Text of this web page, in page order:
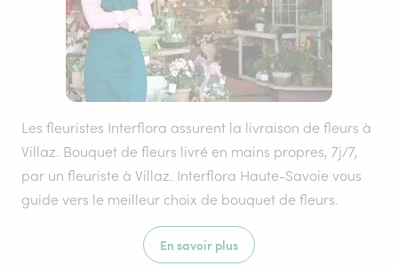
Les fleuristes Interflora assurent la livraison de fleurs à
Villaz. Bouquet de fleurs livré en mains propres, 7j/7,
par un fleuriste à Villaz. Interflora Haute-Savoie vous
guide vers le meilleur choix de bouquet de fleurs.
En savoir plus